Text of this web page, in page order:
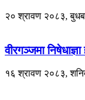
२० श्रावण २०८३,
वीरगञ्जमा
१६ श्रावण २०८३,